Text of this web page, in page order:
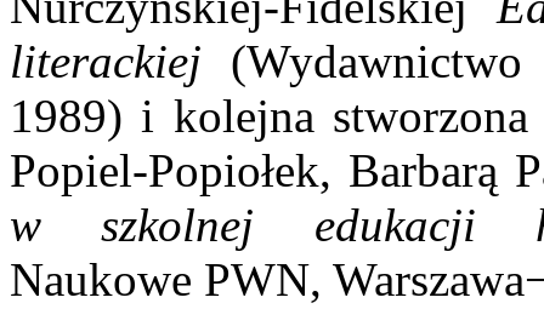
literackiej
1989) i kolejna
Popiel-Popiołek,
w szkolnej edukacji
Naukowe PWN,